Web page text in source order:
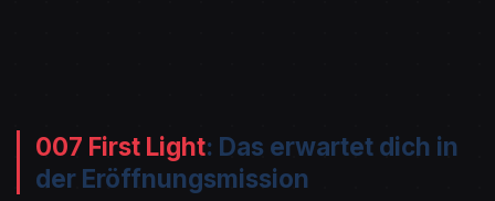
007 First Light: Das erwartet dich in
der Eröffnungsmission